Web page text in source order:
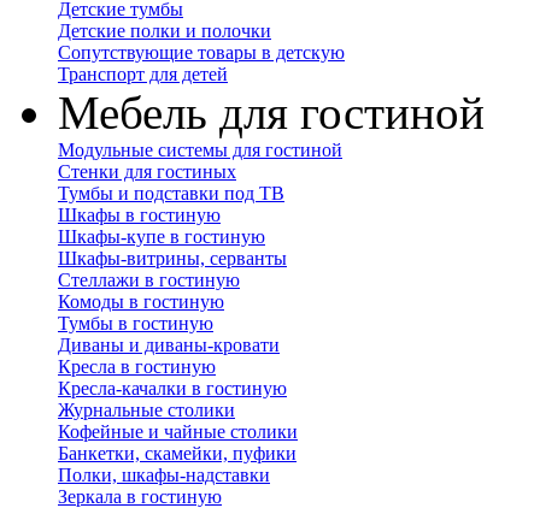
Детские тумбы
Детские полки и полочки
Сопутствующие товары в детскую
Транспорт для детей
Мебель для гостиной
Модульные системы для гостиной
Стенки для гостиных
Тумбы и подставки под ТВ
Шкафы в гостиную
Шкафы-купе в гостиную
Шкафы-витрины, серванты
Стеллажи в гостиную
Комоды в гостиную
Тумбы в гостиную
Диваны и диваны-кровати
Кресла в гостиную
Кресла-качалки в гостиную
Журнальные столики
Кофейные и чайные столики
Банкетки, скамейки, пуфики
Полки, шкафы-надставки
Зеркала в гостиную